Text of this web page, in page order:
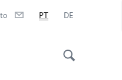
PT DE